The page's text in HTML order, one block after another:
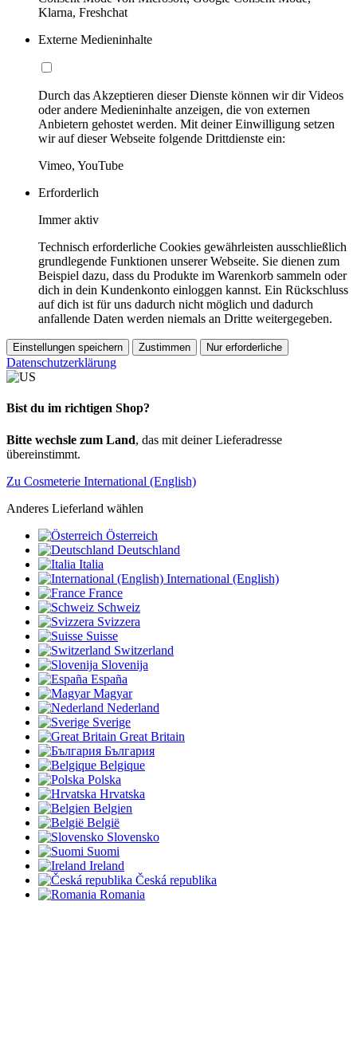
Klarna, Freshchat
Externe Medieninhalte
Durch das Akzeptieren dieser Dienste können wir dir Videos
oder andere Medieninhalte anzeigen, die von externen
Anbietern gehostet werden. Mit deiner Einwilligung setzen
wir auf dieser Webseite folgende Drittdienste ein:
Vimeo, YouTube
Erforderlich
Immer aktiv
Technisch erforderliche Cookies gewährleisten ausschließlich
grundlegende Funktionen unserer Webseite. Sie dienen zum
Beispiel dazu, dass du Produkte im Warenkorb sammeln oder
dich in dein Kundenkonto einloggen kannst. Ein Rückschluss
auf dich ist für uns dadurch nicht möglich und dadurch
anfallende Daten werden niemals an Dritte weitergegeben.
Einstellungen speichern Zustimmen Nur erforderliche
Datenschutzerklärung
Bist du im richtigen Shop?
Bitte wechsle zum Land, das mit deiner Lieferadresse
übereinstimmt.
Zu Cosmeterie International (English)
Anderes Lieferland wählen
Österreich
Deutschland
Italia
International (English)
France
Schweiz
Svizzera
Suisse
Switzerland
Slovenija
España
Magyar
Nederland
Sverige
Great Britain
България
Belgique
Polska
Hrvatska
Belgien
België
Slovensko
Suomi
Ireland
Česká republika
Romania